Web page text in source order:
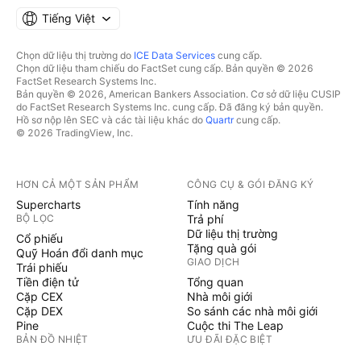
Tiếng Việt
Chọn dữ liệu thị trường do ICE Data Services cung cấp.
Chọn dữ liệu tham chiếu do FactSet cung cấp. Bản quyền © 2026
FactSet Research Systems Inc.
Bản quyền © 2026, American Bankers Association. Cơ sở dữ liệu CUSIP
do FactSet Research Systems Inc. cung cấp. Đã đăng ký bản quyền.
Hồ sơ nộp lên SEC và các tài liệu khác do Quartrcung cấp.
© 2026 TradingView, Inc.
HƠN CẢ MỘT SẢN PHẨM
Supercharts
BỘ LỌC
Cổ phiếu
Quỹ Hoán đổi danh mục
Trái phiếu
Tiền điện tử
Cặp CEX
Cặp DEX
Pine
BẢN ĐỒ NHIỆT
CÔNG CỤ & GÓI ĐĂNG KÝ
Tính năng
Trả phí
Dữ liệu thị trường
Tặng quà gói
GIAO DỊCH
Tổng quan
Nhà môi giới
So sánh các nhà môi giới
Cuộc thi The Leap
ƯU ĐÃI ĐẶC BIỆT